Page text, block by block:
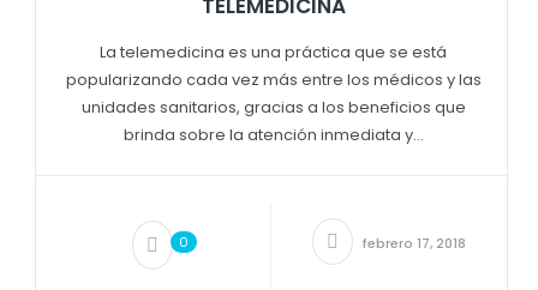
TELEMEDICINA
La telemedicina es una práctica que se está
popularizando cada vez más entre los médicos y las
unidades sanitarios, gracias a los beneficios que
brinda sobre la atención inmediata y...
0 febrero 17, 2018